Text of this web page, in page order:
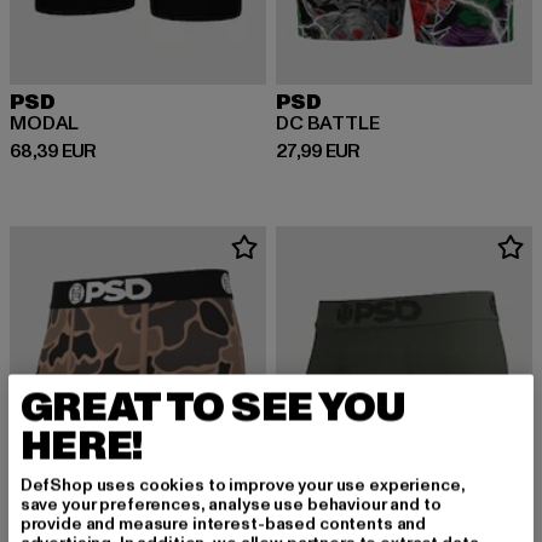
PSD
MODAL
68,39 EUR
Derzeitiger Preis: 68,39 EUR
PSD
DC BATTLE
27,99 EUR
Derzeitiger Preis: 27,99 EUR
GREAT TO SEE YOU
HERE!
DefShop uses cookies to improve your use experience,
save your preferences, analyse use behaviour and to
provide and measure interest-based contents and